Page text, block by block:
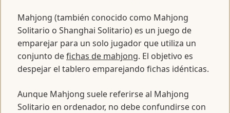
Mahjong (también conocido como Mahjong
Solitario o Shanghai Solitario) es un juego de
emparejar para un solo jugador que utiliza un
conjunto defichas de mahjong. El objetivo es
despejar el tablero emparejando fichas idénticas.
Aunque Mahjong suele referirse al Mahjong
Solitario en ordenador, no debe confundirse con